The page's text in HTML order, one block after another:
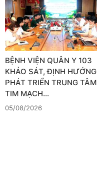
BỆNH VIỆN QUÂN Y 103
KHẢO SÁT, ĐỊNH HƯỚNG
PHÁT TRIỂN TRUNG TÂM
TIM MẠCH…
05/08/2026